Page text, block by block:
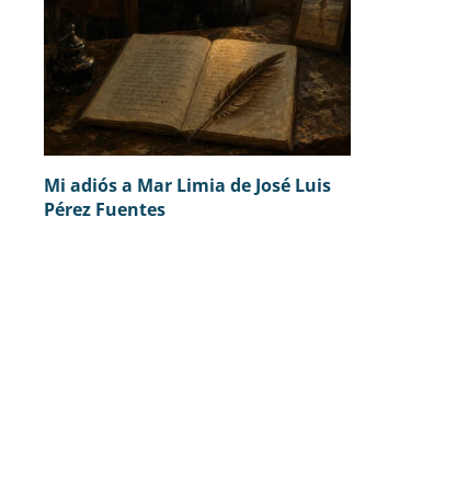
Mi adiós a Mar Limia de José Luis
Pérez Fuentes